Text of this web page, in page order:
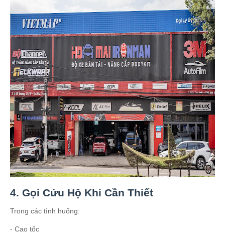
4. Gọi Cứu Hộ Khi Cần Thiết
Trong các tình huống:
- Cao tốc